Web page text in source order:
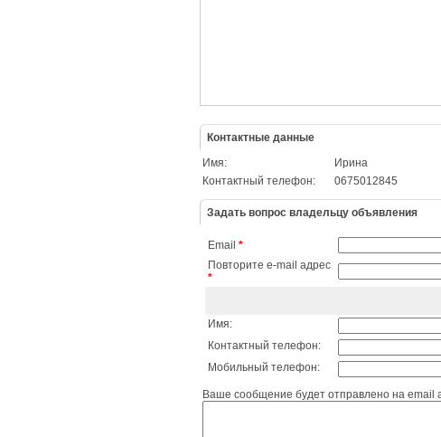
Контактные данные
Имя:
Ирина
Контактный телефон:
0675012845
Задать вопрос владельцу объявления
Email *
Повторите e-mail адрес
*
Имя:
Контактный телефон:
Мобильный телефон:
Ваше сообщение будет отправлено на email